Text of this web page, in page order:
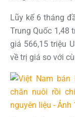
Lũy kế 6 tháng
Trung Quốc 1,48
giá 566,15 triệu
về trị giá so với